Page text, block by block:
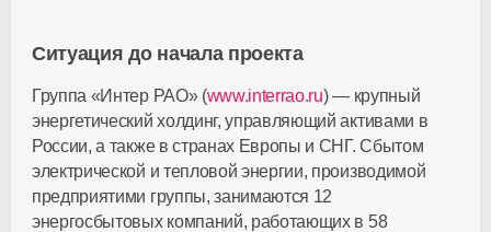
Ситуация до начала проекта
Группа «Интер РАО» (www.interrao.ru) — крупный
энергетический холдинг, управляющий активами в
России, а также в странах Европы и СНГ. Сбытом
электрической и тепловой энергии, производимой
предприятими группы, занимаются 12
энергосбытовых компаний, работающих в 58